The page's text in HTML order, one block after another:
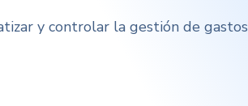
y controlar la gestión de gastos